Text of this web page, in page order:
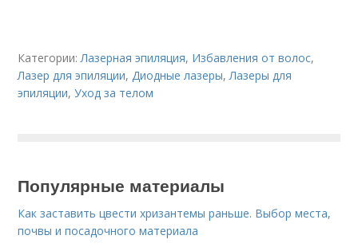
Категории: Лазерная эпиляция, Избавления от волос,
Лазер для эпиляции, Диодные лазеры, Лазеры для
эпиляции,Уход за телом
Популярные материалы
Как заставить цвести хризантемы раньше. Выбор места,
почвы и посадочного материала